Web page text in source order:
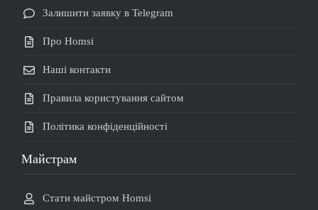
Залишити заявку в Telegram
Про Homsi
Наші контакти
Правила користування сайтом
Політика конфіденційності
Майстрам
Стати майстром Homsi